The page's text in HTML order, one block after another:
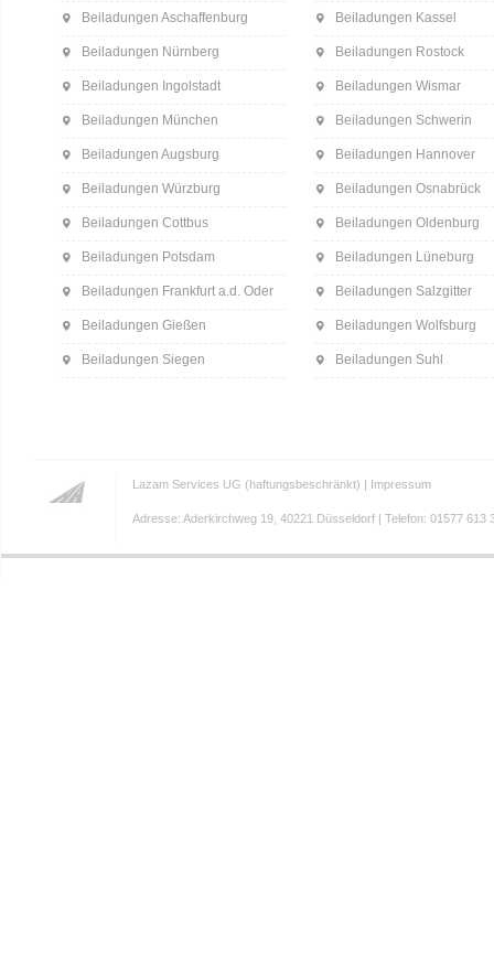
Beiladungen Aschaffenburg
Beiladungen Nürnberg
Beiladungen Ingolstadt
Beiladungen München
Beiladungen Augsburg
Beiladungen Würzburg
Beiladungen Cottbus
Beiladungen Potsdam
Beiladungen Frankfurt a.d. Oder
Beiladungen Gießen
Beiladungen Siegen
Beiladungen Kassel
Beiladungen Rostock
Beiladungen Wismar
Beiladungen Schwerin
Beiladungen Hannover
Beiladungen Osnabrück
Beiladungen Oldenburg
Beiladungen Lüneburg
Beiladungen Salzgitter
Beiladungen Wolfsburg
Beiladungen Suhl
Lazam Services UG (haftungsbeschränkt) | Impressum
Adresse: Aderkirchweg 19, 40221 Düsseldorf | Telefon: 01577